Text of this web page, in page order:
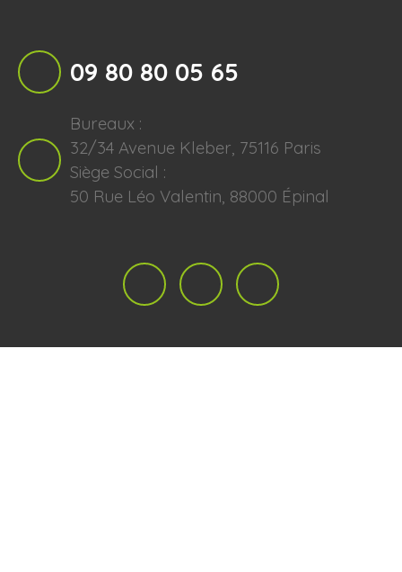
09 80 80 05 65
Bureaux :
32/34 Avenue Kleber, 75116 Paris
Siège Social :
50 Rue Léo Valentin, 88000 Épinal